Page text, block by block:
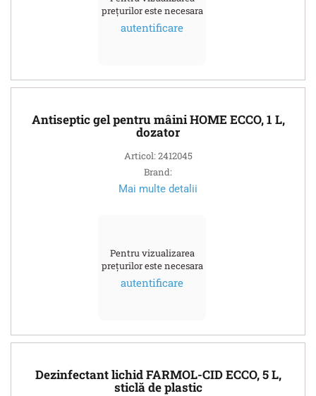
prețurilor este necesara
autentificare
Antiseptic gel pentru mâini HOME ECCO, 1 L,
dozator
Articol: 2412045
Brand:
Mai multe detalii
Pentru vizualizarea
prețurilor este necesara
autentificare
Dezinfectant lichid FARMOL-CID ECCO, 5 L,
sticlă de plastic